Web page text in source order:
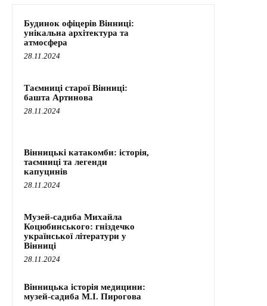
Будинок офіцерів Вінниці:
унікальна архітектура та
атмосфера
28.11.2024
Таємниці старої Вінниці:
башта Артинова
28.11.2024
Вінницькі катакомби: історія,
таємниці та легенди
капуцинів
28.11.2024
Музей-садиба Михайла
Коцюбинського: гніздечко
української літератури у
Вінниці
28.11.2024
Вінницька історія медицини:
музей-садиба М.І. Пирогова